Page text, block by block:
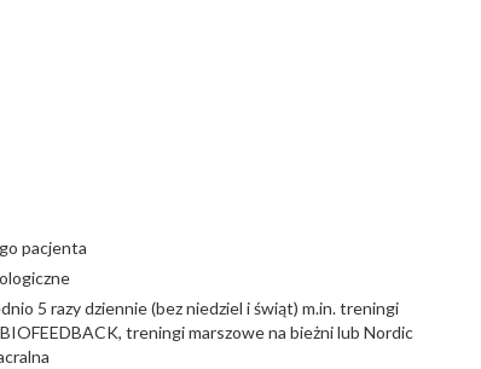
pacjenta
5 razy dziennie (bez niedziel i świąt) m.in. treningi
treningi marszowe na bieżni lub Nordic